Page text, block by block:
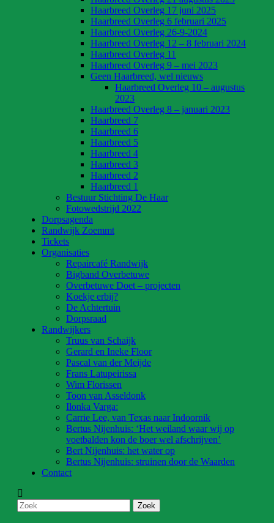
Haarbreed Overleg 17 juni 2025
Haarbreed Overleg 6 februari 2025
Haarbreed Overleg 26-9-2024
Haarbreed Overleg 12 – 8 februari 2024
Haarbreed Overleg 11
Haarbreed Overleg 9 – mei 2023
Geen Haarbreed, wel nieuws
Haarbreed Overleg 10 – augustus
2023
Haarbreed Overleg 8 – januari 2023
Haarbreed 7
Haarbreed 6
Haarbreed 5
Haarbreed 4
Haarbreed 3
Haarbreed 2
Haarbreed 1
Bestuur Stichting De Haar
Fotowedstrijd 2022
Dorpsagenda
Randwijk Zoemmt
Tickets
Organisaties
Repaircafé Randwijk
Bigband Overbetuwe
Overbetuwe Doet – projecten
Koekje erbij?
De Achtertuin
Dorpsraad
Randwijkers
Truus van Schaijk
Gerard en Ineke Floor
Pascal van der Meijde
Frans Latupeirissa
Wim Florissen
Toon van Asseldonk
Ilonka Varga:
Carrie Lee, van Texas naar Indoornik
Bertus Nijenhuis: ‘Het weiland waar wij op
voetbalden kon de boer wel afschrijven’
Bert Nijenhuis: het water op
Bertus Nijenhuis: struinen door de Waarden
Contact